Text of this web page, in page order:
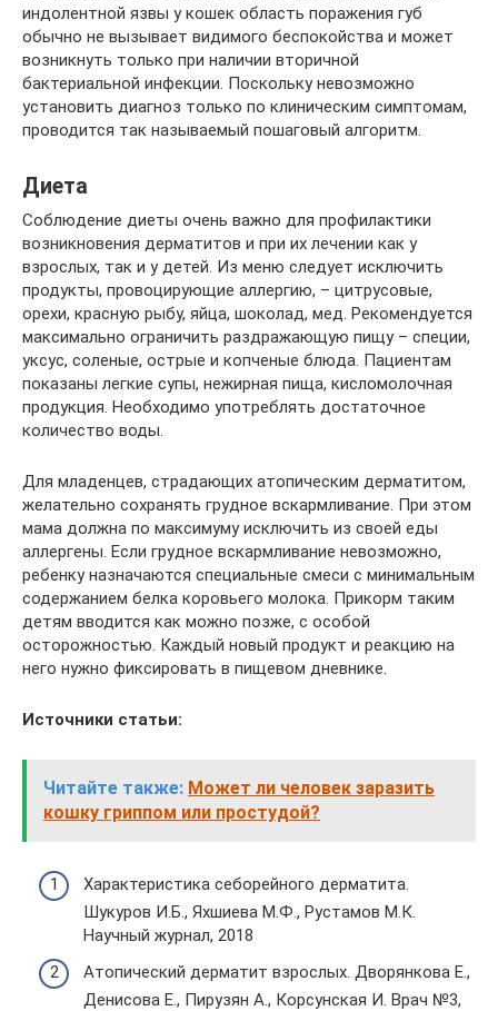
индолентной язвы у кошек область поражения губ
обычно не вызывает видимого беспокойства и может
возникнуть только при наличии вторичной
бактериальной инфекции. Поскольку невозможно
установить диагноз только по клиническим симптомам,
проводится так называемый пошаговый алгоритм.
Диета
Соблюдение диеты очень важно для профилактики
возникновения дерматитов и при их лечении как у
взрослых, так и у детей. Из меню следует исключить
продукты, провоцирующие аллергию, – цитрусовые,
орехи, красную рыбу, яйца, шоколад, мед. Рекомендуется
максимально ограничить раздражающую пищу – специи,
уксус, соленые, острые и копченые блюда. Пациентам
показаны легкие супы, нежирная пища, кисломолочная
продукция. Необходимо употреблять достаточное
количество воды.
Для младенцев, страдающих атопическим дерматитом,
желательно сохранять грудное вскармливание. При этом
мама должна по максимуму исключить из своей еды
аллергены. Если грудное вскармливание невозможно,
ребенку назначаются специальные смеси с минимальным
содержанием белка коровьего молока. Прикорм таким
детям вводится как можно позже, с особой
осторожностью. Каждый новый продукт и реакцию на
него нужно фиксировать в пищевом дневнике.
Источники статьи:
Читайте также: Может ли человек заразить
кошку гриппом или простудой?
Характеристика себорейного дерматита.
Шукуров И.Б., Яхшиева М.Ф., Рустамов М.К.
Научный журнал, 2018
Атопический дерматит взрослых. Дворянкова Е.,
Денисова Е., Пирузян А., Корсунская И. Врач №3,